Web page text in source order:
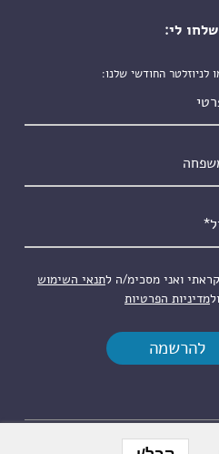
לי:
לניוזלטר החודשי שלנו:
הסכם*
קראתי ואני מסכימ/ה לתנאי השימוש
ולמדיניות הפרטיות